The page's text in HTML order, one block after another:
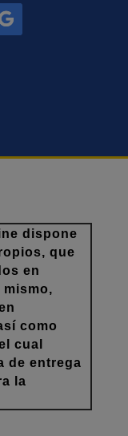
dispone
que
en
como
cual
de entrega
la